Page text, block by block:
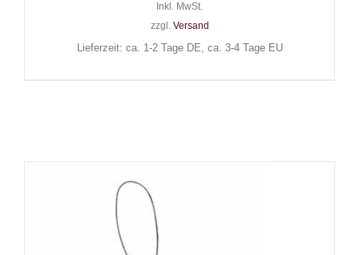
Inkl. MwSt.
zzgl. Versand
Lieferzeit: ca. 1-2 Tage DE, ca. 3-4 Tage EU